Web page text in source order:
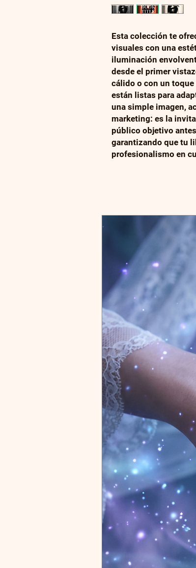
Esta colección te
visuales con una
iluminación
desde el primer
cálido o con un
están listas para
una simple imagen,
marketing: es la
público objetivo
garantizando que tu
profesionalismo en